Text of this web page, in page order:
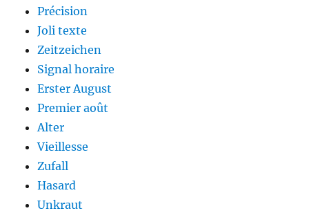
Précision
Joli texte
Zeitzeichen
Signal horaire
Erster August
Premier août
Alter
Vieillesse
Zufall
Hasard
Unkraut